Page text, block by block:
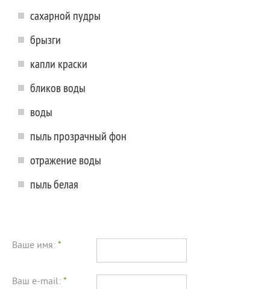
сахарной пудры
брызги
капли краски
бликов воды
воды
пыль прозрачный фон
отражение воды
пыль белая
Ваше имя: *
Ваш e-mail: *